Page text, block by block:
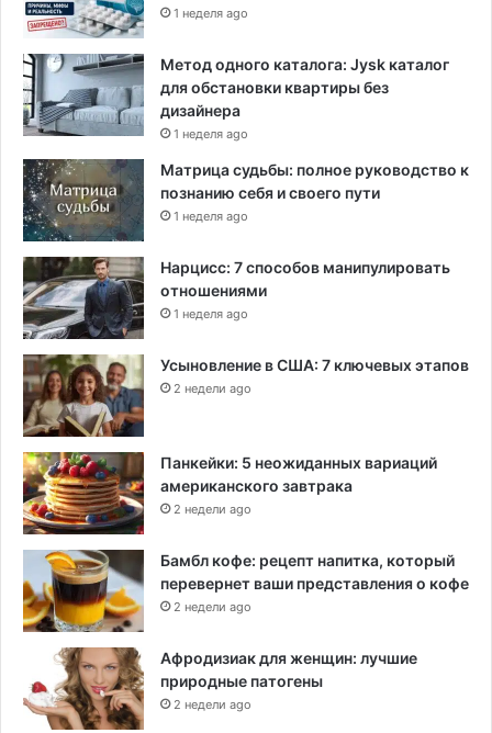
1 неделя ago
Метод одного каталога: Jysk каталог
для обстановки квартиры без
дизайнера
1 неделя ago
Матрица судьбы: полное руководство к
познанию себя и своего пути
1 неделя ago
Нарцисс: 7 способов манипулировать
отношениями
1 неделя ago
Усыновление в США: 7 ключевых этапов
2 недели ago
Панкейки: 5 неожиданных вариаций
американского завтрака
2 недели ago
Бамбл кофе: рецепт напитка, который
перевернет ваши представления о кофе
2 недели ago
Афродизиак для женщин: лучшие
природные патогены
2 недели ago